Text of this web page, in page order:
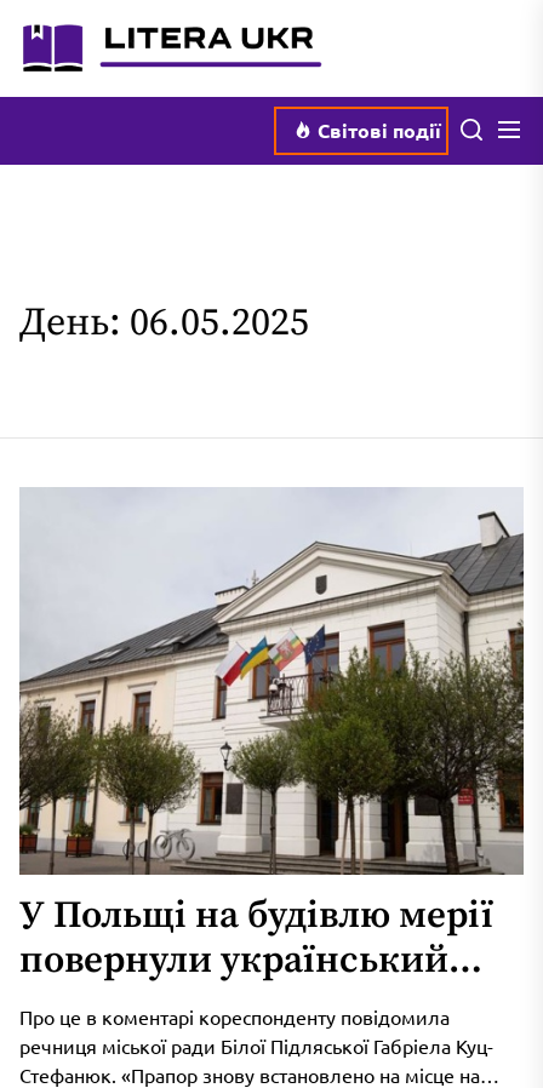
вмісту
Світові події Пошук
День: 06.05.2025
У Польщі на будівлю мерії
повернули український
прапор після провокації
проросійського політика
Про це в коментарі кореспонденту повідомила
речниця міської ради Білої Підляської Габріела Куц-
Стефанюк. «Прапор знову встановлено на місце на